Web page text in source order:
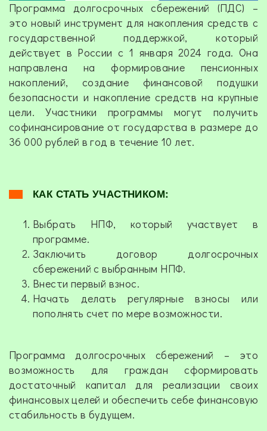
Программа долгосрочных сбережений (ПДС) –
это новый инструмент для накопления средств с
государственной поддержкой, который
действует в России с 1 января 2024 года. Она
направлена на формирование пенсионных
накоплений, создание финансовой подушки
безопасности и накопление средств на крупные
цели. Участники программы могут получить
софинансирование от государства в размере до
36 000 рублей в год в течение 10 лет.
КАК СТАТЬ УЧАСТНИКОМ:
Выбрать НПФ, который участвует в
программе.
Заключить договор долгосрочных
сбережений с выбранным НПФ.
Внести первый взнос.
Начать делать регулярные взносы или
пополнять счет по мере возможности.
Программа долгосрочных сбережений – это
возможность для граждан сформировать
достаточный капитал для реализации своих
финансовых целей и обеспечить себе финансовую
стабильность в будущем.